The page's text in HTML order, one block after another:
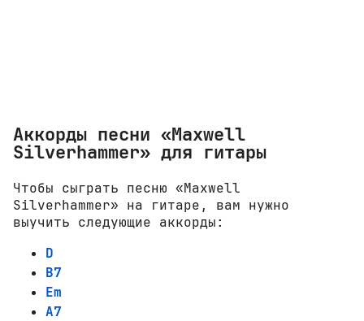
Аккорды песни «Maxwell
Silverhammer» для гитары
Чтобы сыграть песню «Maxwell
Silverhammer» на гитаре, вам нужно
выучить следующие аккорды:
D
B7
Em
A7